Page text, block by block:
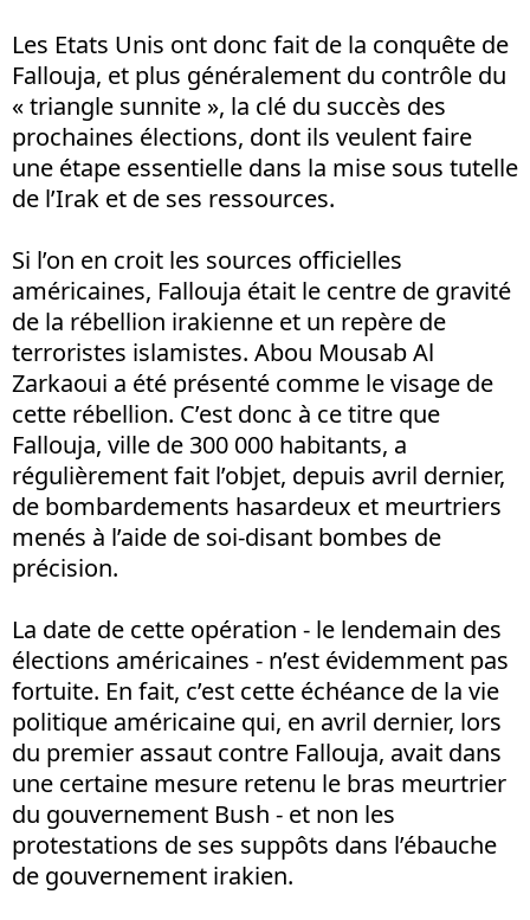
Les Etats Unis ont donc fait de la conquête de
Fallouja, et plus généralement du contrôle du
« triangle sunnite », la clé du succès des
prochaines élections, dont ils veulent faire
une étape essentielle dans la mise sous tutelle
de l’Irak et de ses ressources.
Si l’on en croit les sources officielles
américaines, Fallouja était le centre de gravité
de la rébellion irakienne et un repère de
terroristes islamistes. Abou Mousab Al
Zarkaoui a été présenté comme le visage de
cette rébellion. C’est donc à ce titre que
Fallouja, ville de 300 000 habitants, a
régulièrement fait l’objet, depuis avril dernier,
de bombardements hasardeux et meurtriers
menés à l’aide de soi-disant bombes de
précision.
La date de cette opération - le lendemain des
élections américaines - n’est évidemment pas
fortuite. En fait, c’est cette échéance de la vie
politique américaine qui, en avril dernier, lors
du premier assaut contre Fallouja, avait dans
une certaine mesure retenu le bras meurtrier
du gouvernement Bush - et non les
protestations de ses suppôts dans l’ébauche
de gouvernement irakien.